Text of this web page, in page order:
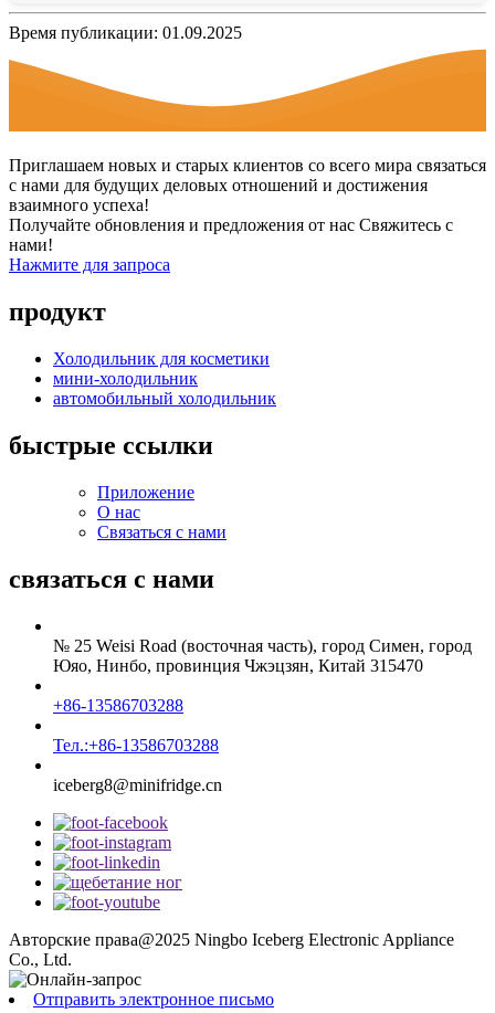
Время публикации: 01.09.2025
Приглашаем новых и старых клиентов со всего мира связаться
с нами для будущих деловых отношений и достижения
взаимного успеха!
Получайте обновления и предложения от нас Свяжитесь с
нами!
Нажмите для запроса
продукт
Холодильник для косметики
мини-холодильник
автомобильный холодильник
быстрые ссылки
Приложение
О нас
Связаться с нами
связаться с нами
№ 25 Weisi Road (восточная часть), город Симен, город
Юяо, Нинбо, провинция Чжэцзян, Китай 315470
+86-13586703288
Тел.:+86-13586703288
iceberg8@minifridge.cn
Авторские права@2025 Ningbo Iceberg Electronic Appliance
Co., Ltd.
Отправить электронное письмо